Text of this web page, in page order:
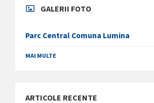
GALERII FOTO
Parc Central Comuna Lumina
MAI MULTE
ARTICOLE RECENTE